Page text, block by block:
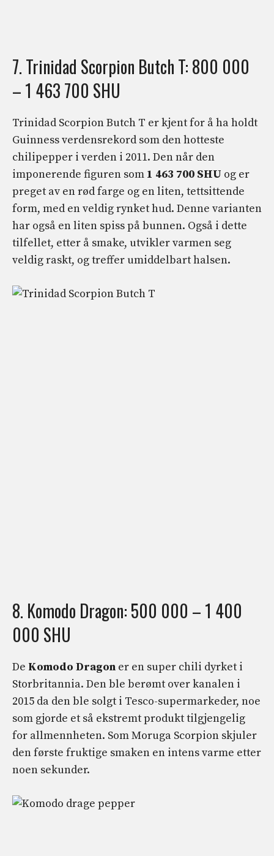
7. Trinidad Scorpion Butch T: 800 000
– 1 463 700 SHU
Trinidad Scorpion Butch T er kjent for å ha holdt
Guinness verdensrekord som den hotteste
chilipepper i verden i 2011. Den når den
imponerende figuren som 1 463 700 SHU og er
preget av en rød farge og en liten, tettsittende
form, med en veldig rynket hud. Denne varianten
har også en liten spiss på bunnen. Også i dette
tilfellet, etter å smake, utvikler varmen seg
veldig raskt, og treffer umiddelbart halsen.
8. Komodo Dragon: 500 000 – 1 400
000 SHU
De Komodo Dragon er en super chili dyrket i
Storbritannia. Den ble berømt over kanalen i
2015 da den ble solgt i Tesco-supermarkeder, noe
som gjorde et så ekstremt produkt tilgjengelig
for allmennheten. Som Moruga Scorpion skjuler
den første fruktige smaken en intens varme etter
noen sekunder.